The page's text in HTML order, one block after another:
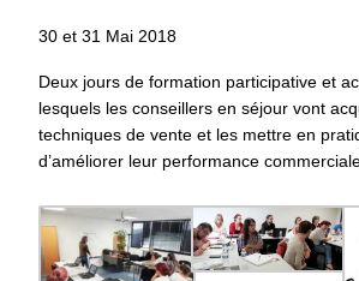
30 et 31 Mai 2018
Deux jours de formation participative et
lesquels les conseillers en séjour vont
techniques de vente et les mettre en
d’améliorer leur performance